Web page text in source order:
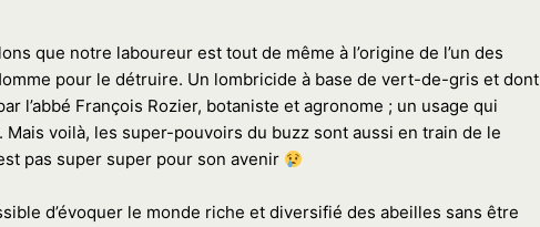
que notre laboureur est tout de même à l’origine de l’un des
pour le détruire. Un lombricide à base de vert-de-gris et dont
l’abbé François Rozier, botaniste et agronome ; un usage qui
voilà, les super-pouvoirs du buzz sont aussi en train de le
pas super super pour son avenir
d’évoquer le monde riche et diversifié des abeilles sans être